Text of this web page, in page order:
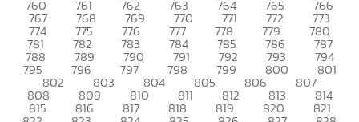
760 761 762 763 764 765 766
767 768 769 770 771 772 773
774 775 776 777 778 779 780
781 782 783 784 785 786 787
788 789 790 791 792 793 794
795 796 797 798 799 800 801
802 803 804 805 806 807
808 809 810 811 812 813 814
815 816 817 818 819 820 821